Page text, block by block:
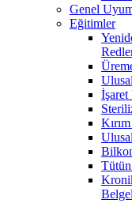
Genel
Eğitimler
İşaret